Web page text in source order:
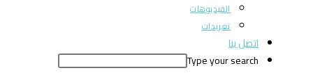
الفيديوهات
تغريدات
اتصل بنا
Type your search